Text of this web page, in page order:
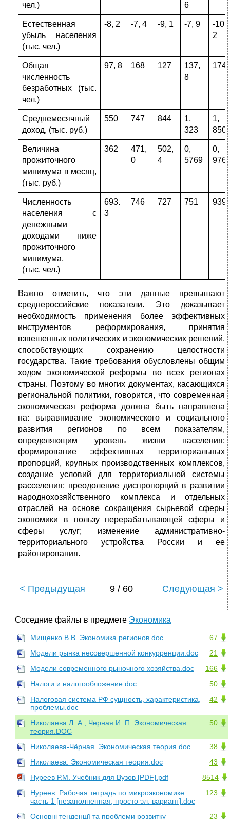
чел.)
6
Естественная
убыль населения
(тыс. чел.)
-8, 2 -7, 4 -9, 1 -7, 9
-10,
2
Общая
численность
безработных (тыс.
чел.)
97, 8 168 127
137,
8
174
Среднемесячный
доход, (тыс. руб.)
550 747 844
1,
323
1,
850
Величина
прожиточного
минимума в месяц,
(тыс. руб.)
362
471,
0
502,
4
0,
5769
0,
976
Численность
населения с
денежными
доходами ниже
прожиточного
минимума,
(тыс. чел.)
693.
3
746 727 751 939
Важно отметить, что эти данные превышают
среднероссийские показатели. Это доказывает
необходимость применения более эффективных
инструментов реформирования, принятия
взвешенных политических и экономических решений,
способствующих сохранению целостности
государства. Такие требования обусловлены общим
ходом экономической реформы во всех регионах
страны. Поэтому во многих документах, касающихся
региональной политики, говорится, что современная
экономическая реформа должна быть направлена
на: выравнивание экономического и социального
развития регионов по всем показателям,
определяющим уровень жизни населения;
формирование эффективных территориальных
пропорций, крупных производственных комплексов,
создание условий для территориальной системы
расселения; преодоление диспропорций в развитии
народнохозяйственного комплекса и отдельных
отраслей на основе сокращения сырьевой сферы
экономики в пользу перерабатывающей сферы и
сферы услуг; изменение административно-
территориального устройства России и ее
районирования.
< Предыдущая 9 / 60 Следующая >
Соседние файлы в предмете Экономика
67
Мищенко В.В. Экономика регионов.doc
21
Модели рынка несовершенной конкурренции.doc
166
Модели современного рыночного хозяйства.doc
50
Налоги и налогообложение.doc
42
Налоговая система РФ сущность, характеристика,
проблемы.doc
50
Николаева Л. А., Черная И. П. Экономическая
теория.DOC
38
Николаева-Чёрная. Экономическая теория.doc
43
Николаева. Экономическая теория.doc
8514
Нуреев Р.М. Учебник для Вузов [PDF].pdf
123
Нуреев. Рабочая тетрадь по микроэкономике
часть 1 [незаполненная, просто эл. вариант].doc
23
Основні тенденції та проблеми розвитку